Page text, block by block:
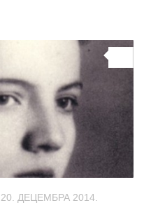
20. ДЕЦЕМБРА 2014.